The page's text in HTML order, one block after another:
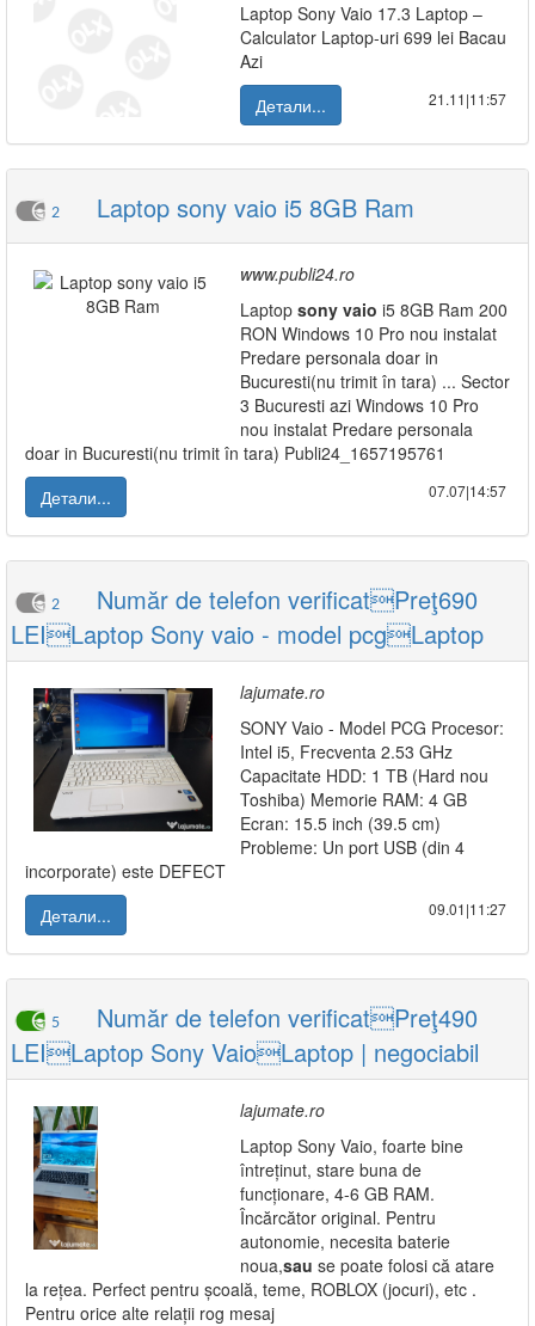
Laptop Sony Vaio 17.3 Laptop –
Calculator Laptop-uri 699 lei Bacau
Azi
Детали...
21.11|11:57
2 Laptop sony vaio i5 8GB Ram
www.publi24.ro
Laptop sony vaio i5 8GB Ram 200
RON Windows 10 Pro nou instalat
Predare personala doar in
Bucuresti(nu trimit în tara) ... Sector
3 Bucuresti azi Windows 10 Pro
nou instalat Predare personala
doar in Bucuresti(nu trimit în tara) Publi24_1657195761
Детали...
07.07|14:57
2
Număr de telefon verificatPreţ690
LEILaptop Sony vaio - model pcgLaptop
lajumate.ro
SONY Vaio - Model PCG Procesor:
Intel i5, Frecventa 2.53 GHz
Capacitate HDD: 1 TB (Hard nou
Toshiba) Memorie RAM: 4 GB
Ecran: 15.5 inch (39.5 cm)
Probleme: Un port USB (din 4
incorporate) este DEFECT
Детали...
09.01|11:27
5
Număr de telefon verificatPreţ490
LEILaptop Sony VaioLaptop | negociabil
lajumate.ro
Laptop Sony Vaio, foarte bine
întreținut, stare buna de
funcționare, 4-6 GB RAM.
Încărcător original. Pentru
autonomie, necesita baterie
noua,sau se poate folosi că atare
la rețea. Perfect pentru școală, teme, ROBLOX (jocuri), etc .
Pentru orice alte relații rog mesaj